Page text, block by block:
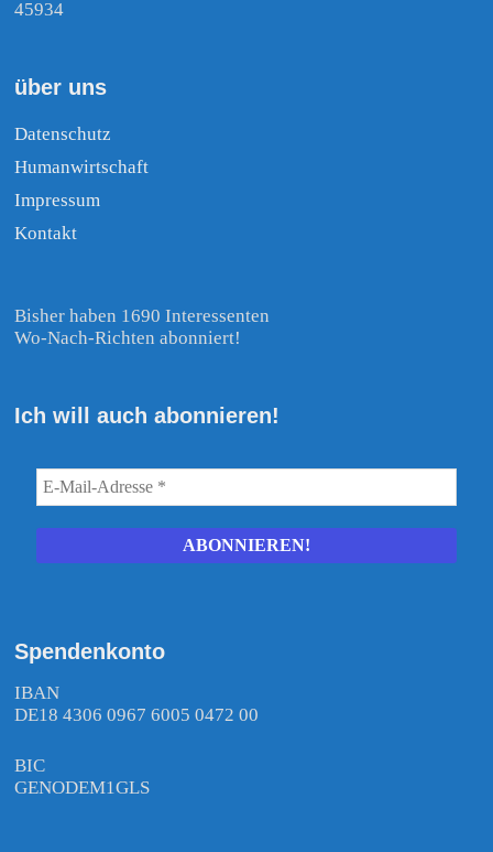
45934
über uns
Datenschutz
Humanwirtschaft
Impressum
Kontakt
Bisher haben 1690 Interessenten
Wo-Nach-Richten abonniert!
Ich will auch abonnieren!
Spendenkonto
IBAN
DE18 4306 0967 6005 0472 00
BIC
GENODEM1GLS